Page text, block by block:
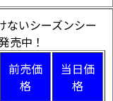
ないシーズンシー
売中！
前売価
格
当日価
格